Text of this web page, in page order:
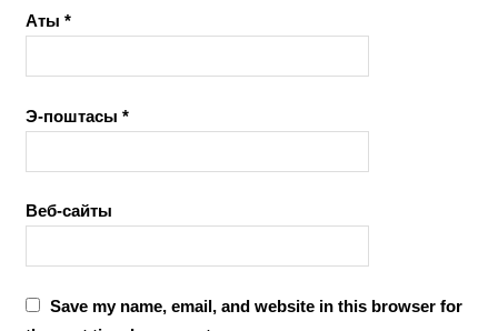
Аты *
Э-поштасы *
Веб-сайты
Save my name, email, and website in this browser for